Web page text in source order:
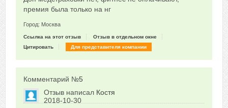
премия была только на нг
Город: Москва
Ссылка на этот отзыв
Отзыв в отдельном окне
Цитировать
Для представителя компании
Комментарий №5
Отзыв написал Костя
2018-10-30